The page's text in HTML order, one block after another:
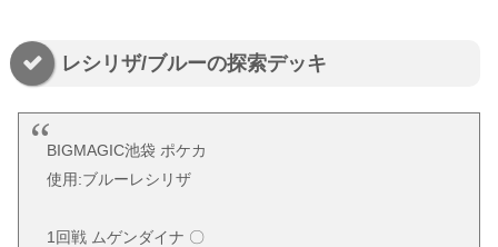
レシリザ/ブルーの探索デッキ
BIGMAGIC池袋 ポケカ
使用:ブルーレシリザ
1回戦 ムゲンダイナ 〇